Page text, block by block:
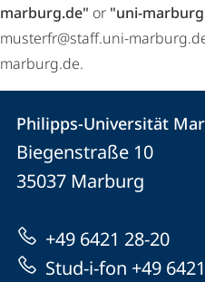
marburg.de" or "uni-
musterfr@staff.uni-
marburg.de.
Kontakt
und
Informationen
zur
Website
Philipps-
Universität
Philipps-Universität
Biegenstraße 10
35037 Marburg
+49 6421 28-20
Stud-i-fon +49